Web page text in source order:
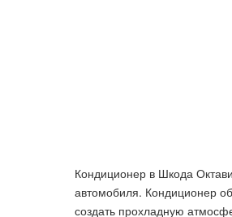
Кондиционер в Шкода
автомобиля. Кондиционер
создать прохладную